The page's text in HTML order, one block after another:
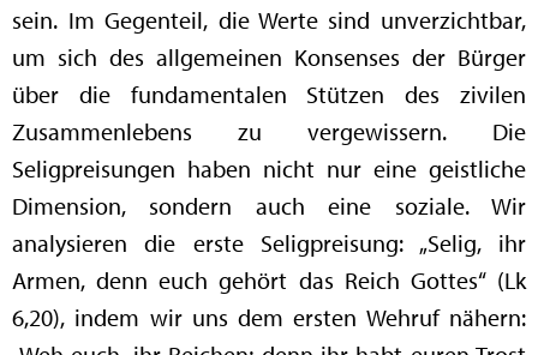
sein. Im Gegenteil, die Werte sind unverzichtbar,
um sich des allgemeinen Konsenses der Bürger
über die fundamentalen Stützen des zivilen
Zusammenlebens zu vergewissern. Die
Seligpreisungen haben nicht nur eine geistliche
Dimension, sondern auch eine soziale. Wir
analysieren die erste Seligpreisung: „Selig, ihr
Armen, denn euch gehört das Reich Gottes“ (Lk
6,20), indem wir uns dem ersten Wehruf nähern: